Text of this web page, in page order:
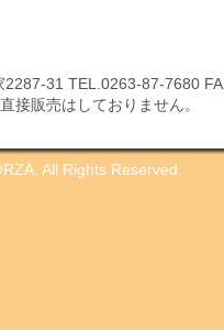
31 TEL.0263-87-7680
接販売はしておりません。
All Rights Reserved.